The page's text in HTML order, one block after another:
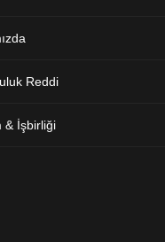
Reddi
& İşbirliği